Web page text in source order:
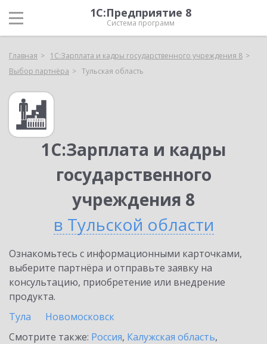
1С:Предприятие 8
Система программ
Главная
1С:Зарплата и кадры государственного учреждения 8
Выбор партнёра
Тульская область
1С:Зарплата и кадры
государственного
учреждения 8
в Тульской области
Ознакомьтесь с информационными карточками,
выберите партнёра и отправьте заявку на
консультацию, приобретение или внедрение
продукта.
Тула
Новомосковск
Смотрите также: Россия, Калужская область,